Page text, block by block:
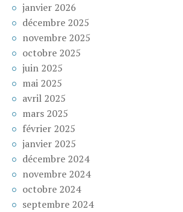
janvier 2026
décembre 2025
novembre 2025
octobre 2025
juin 2025
mai 2025
avril 2025
mars 2025
février 2025
janvier 2025
décembre 2024
novembre 2024
octobre 2024
septembre 2024